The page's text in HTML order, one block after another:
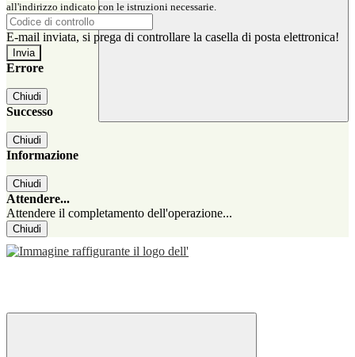
all'indirizzo indicato con le istruzioni necessarie.
E-mail inviata, si prega di controllare la casella di posta elettronica!
Errore
Chiudi
Successo
Chiudi
Informazione
Chiudi
Attendere...
Attendere il completamento dell'operazione...
Chiudi